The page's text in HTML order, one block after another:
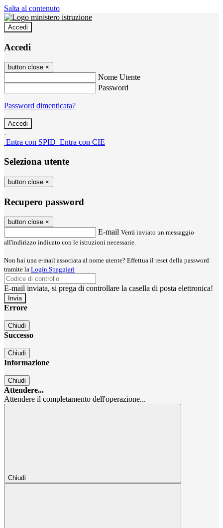
Salta al contenuto
Accedi
Accedi
button close ×
Nome Utente
Password
Password dimenticata?
-
Entra con SPID Entra con CIE
Seleziona utente
button close ×
Recupero password
button close ×
E-mail Verrà inviato un messaggio
all'indirizzo indicato con le istruzioni necessarie.
Non hai una e-mail associata al nome utente? Effettua il reset della password
tramite la Login Spaggiari
E-mail inviata, si prega di controllare la casella di posta elettronica!
Errore
Chiudi
Successo
Chiudi
Informazione
Chiudi
Attendere...
Attendere il completamento dell'operazione...
Chiudi